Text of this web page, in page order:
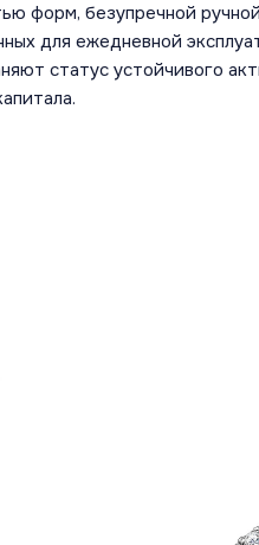
форм, безупречной
для ежедневной
статус устойчивого